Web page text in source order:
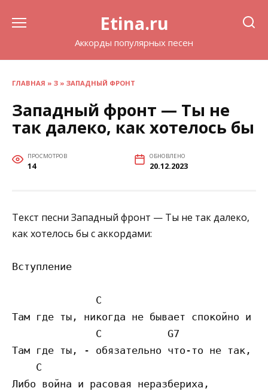
Etina.ru
Аккорды популярных песен
ГЛАВНАЯ » З » ЗАПАДНЫЙ ФРОНТ
Западный фронт — Ты не
так далеко, как хотелось бы
ПРОСМОТРОВ
14
ОБНОВЛЕНО
20.12.2023
Текст песни Западный фронт — Ты не так далеко,
как хотелось бы с аккордами:
Вступление
C
Там где ты, никогда не бывает спокойно и
C           G7
Там где ты, - обязательно что-то не так,
C
Либо война и расовая неразбериха,